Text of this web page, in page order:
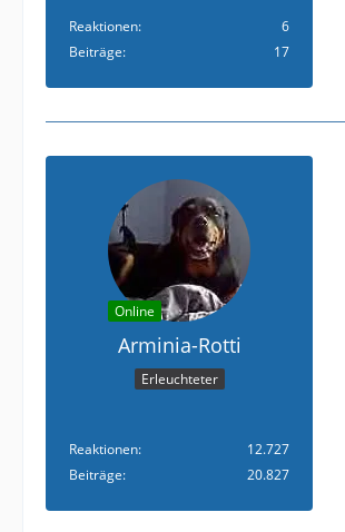
Reaktionen
6
Beiträge
17
Online
Arminia-Rotti
Erleuchteter
Reaktionen
12.727
Beiträge
20.827